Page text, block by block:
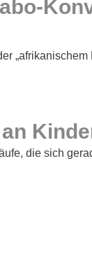
die sich